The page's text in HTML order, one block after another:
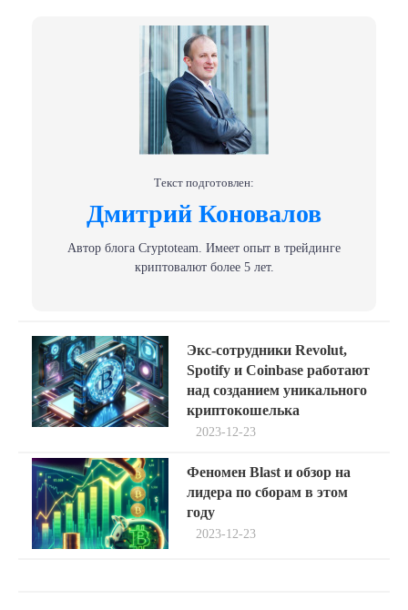
Текст подготовлен:
Дмитрий Коновалов
Автор блога Сryptoteam. Имеет опыт в трейдинге
криптовалют более 5 лет.
Навигация
по
записям
post:
Экс-сотрудники Revolut,
Spotify и Coinbase работают
над созданием уникального
криптокошелька
2023-12-23
Феномен Blast и обзор на
лидера по сборам в этом
году
2023-12-23